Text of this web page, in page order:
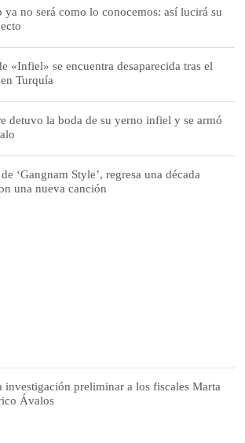
ya no será como lo conocemos: así lucirá su
«Infiel» se encuentra desaparecida tras el
Turquía
detuvo la boda de su yerno infiel y se armó
‘Gangnam Style’, regresa una década
una nueva canción
investigación preliminar a los fiscales Marta
Ávalos